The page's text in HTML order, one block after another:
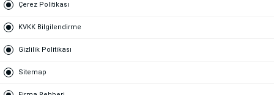
Çerez Politikası
KVKK Bilgilendirme
Gizlilik Politikası
Sitemap